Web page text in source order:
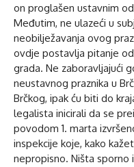
on proglašen ustavnim
Međutim, ne ulazeći u
neobilježavanja ovog
ovdje postavlja pitanje
grada. Ne zaboravljajući
neustavnog praznika u
Brčkog, ipak ću biti do
legalista inicirali da se
povodom 1. marta
inspekcije koje, kako
nepropisno. Ništa